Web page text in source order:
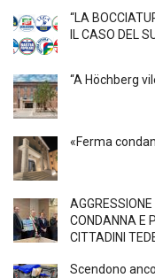
“LA
IL CASO DEL
“A Höchberg
«Ferma
CONDANNA E
CITTADINI
Scendono